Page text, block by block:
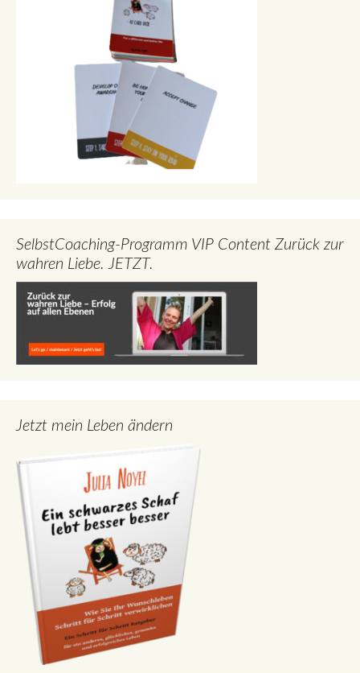
SelbstCoaching-Programm VIP Content Zurück zur
wahren Liebe. JETZT.
Jetzt mein Leben ändern